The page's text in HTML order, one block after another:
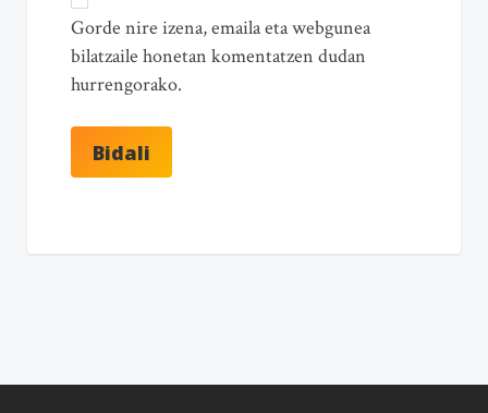
Gorde nire izena, emaila eta webgunea
bilatzaile honetan komentatzen dudan
hurrengorako.